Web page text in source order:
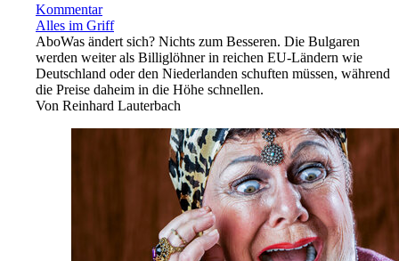
Kommentar
Alles im Griff
AboWas ändert sich? Nichts zum Besseren. Die Bulgaren
werden weiter als Billiglöhner in reichen EU-Ländern wie
Deutschland oder den Niederlanden schuften müssen, während
die Preise daheim in die Höhe schnellen.
Von Reinhard Lauterbach